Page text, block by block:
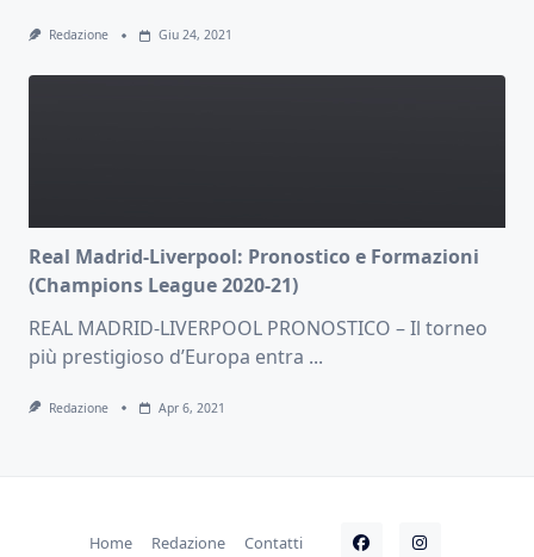
Redazione Giu 24, 2021
Real Madrid-Liverpool: Pronostico e Formazioni
(Champions League 2020-21)
REAL MADRID-LIVERPOOL PRONOSTICO – Il torneo
più prestigioso d’Europa entra ...
Redazione Apr 6, 2021
Home Redazione Contatti